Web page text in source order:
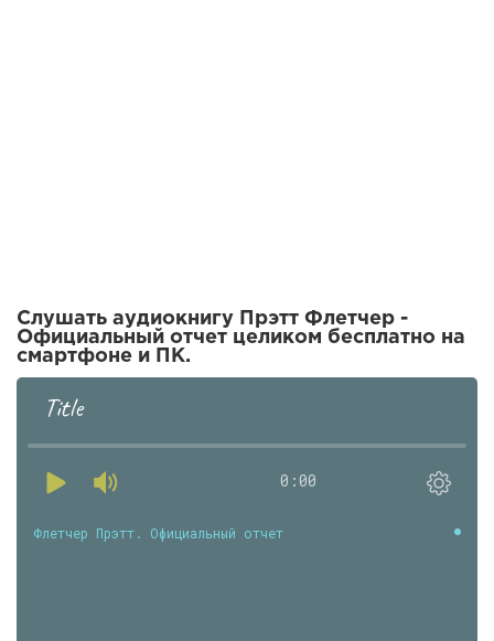
Слушать аудиокнигу Прэтт Флетчер -
Официальный отчет целиком бесплатно на
смартфоне и ПК.
Title
0:00
Флетчер Прэтт. Официальный отчет